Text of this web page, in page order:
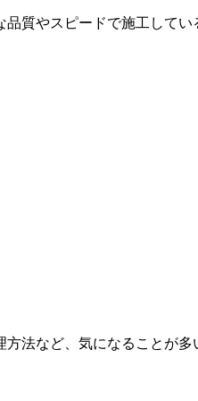
質やスピードで施工してい
法など、気になることが多